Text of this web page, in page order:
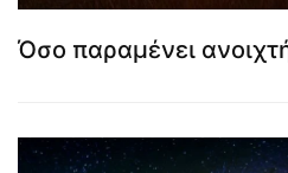
Όσο παραμένει